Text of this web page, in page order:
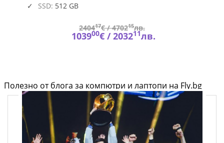
SSD: 512 GB
240417€ /470215лв.
103900€ /203211лв.
Полезно от блога за компютри и лаптопи на Fly.bg